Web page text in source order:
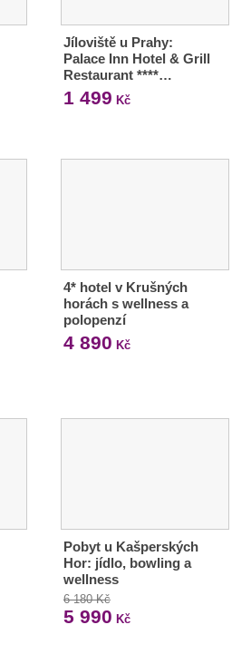
Jíloviště u Prahy:
Palace Inn Hotel & Grill
Restaurant ****…
1 499 Kč
4* hotel v Krušných
horách s wellness a
polopenzí
4 890 Kč
Pobyt u Kašperských
Hor: jídlo, bowling a
wellness
6 180 Kč
5 990 Kč